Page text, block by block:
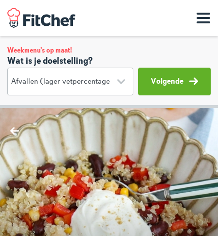
Weekmenu's op maat!
Wat is je doelstelling?
Volgende